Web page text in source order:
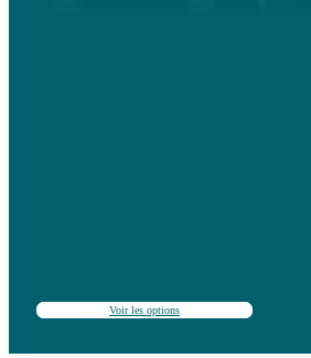
Voir les options